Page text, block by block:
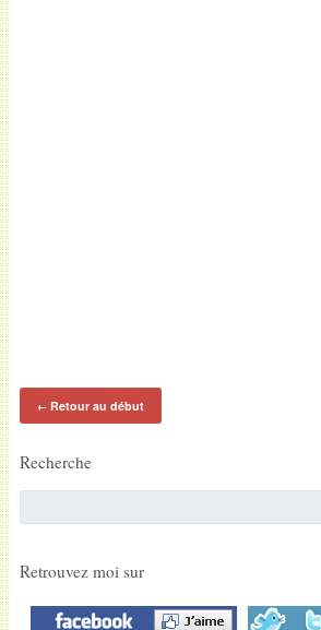
←Retour au début
Recherche
Retrouvez moi sur